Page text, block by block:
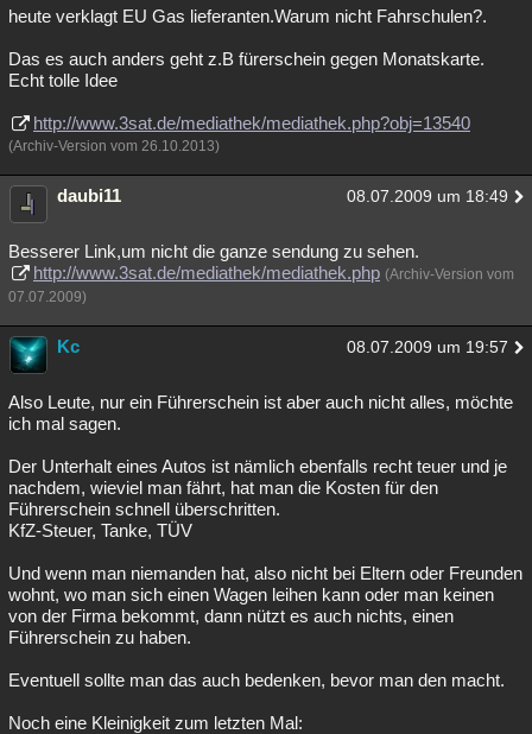
heute verklagt EU Gas lieferanten.Warum nicht Fahrschulen?.
Das es auch anders geht z.B fürerschein gegen Monatskarte.
Echt tolle Idee
http://www.3sat.de/mediathek/mediathek.php?obj=13540
(Archiv-Version vom 26.10.2013)
daubi11 08.07.2009 um 18:49
Besserer Link,um nicht die ganze sendung zu sehen.
http://www.3sat.de/mediathek/mediathek.php (Archiv-Version vom
07.07.2009)
Kc 08.07.2009 um 19:57
Also Leute, nur ein Führerschein ist aber auch nicht alles, möchte
ich mal sagen.
Der Unterhalt eines Autos ist nämlich ebenfalls recht teuer und je
nachdem, wieviel man fährt, hat man die Kosten für den
Führerschein schnell überschritten.
KfZ-Steuer, Tanke, TÜV
Und wenn man niemanden hat, also nicht bei Eltern oder Freunden
wohnt, wo man sich einen Wagen leihen kann oder man keinen
von der Firma bekommt, dann nützt es auch nichts, einen
Führerschein zu haben.
Eventuell sollte man das auch bedenken, bevor man den macht.
Noch eine Kleinigkeit zum letzten Mal: